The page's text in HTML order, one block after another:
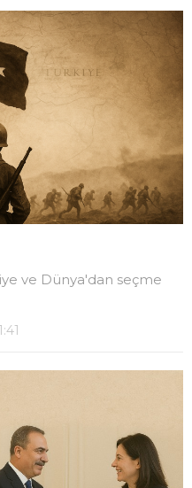
ve Dünya'dan seçme